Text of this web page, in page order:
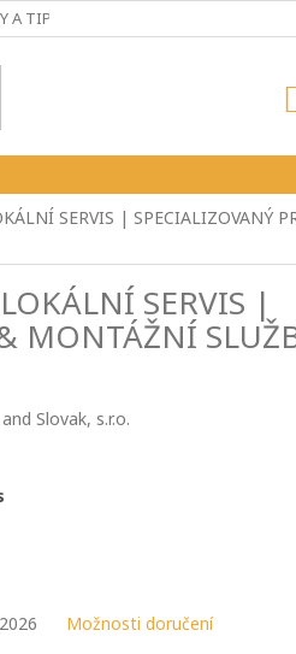
A TIPY
SERVIS | SPECIALIZOVANÝ
SERVIS |
MONTÁŽNÍ
Slovak, s.r.o.
Možnosti doručení